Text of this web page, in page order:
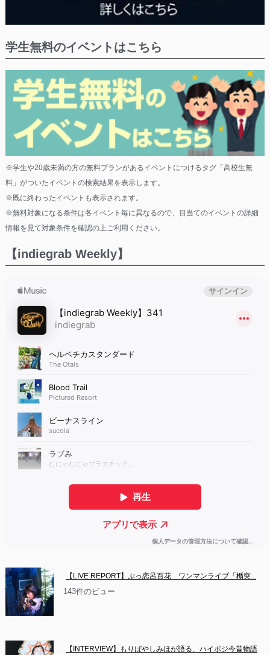
学生無料のイベントはこちら
※学生や20歳未満の方の無料プランがあるイベントにつけるタグ「高校生無
料」がついたイベントの検索結果を表示します。
※既に終わったイベントも表示されます。
※無料対象になる条件は各イベント毎に異なるので、目当てのイベントの詳細
情報を見て対象条件を確認の上ご利用ください。
【indiegrab Weekly】
【LIVE REPORT】ぶっ恋呂百花　ワンマンライブ「楯突...
143件のビュー
【INTERVIEW】もりばやしみほが語る、ハイポジ今昔物語